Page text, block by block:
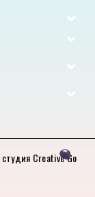
студия Creative Go